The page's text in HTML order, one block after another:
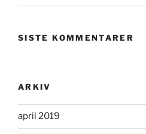
SISTE KOMMENTARER
ARKIV
april 2019